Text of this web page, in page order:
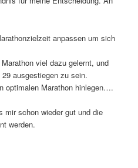
anpassen um sich
viel dazu gelernt, und
ausgestiegen zu sein.
optimalen Marathon hinlegen….
mir schon wieder gut und die
werden.